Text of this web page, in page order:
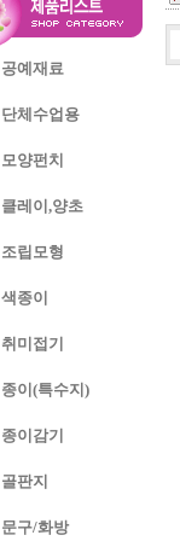
공예재료
단체수업용
모양펀치
클레이,양초
조립모형
색종이
취미접기
종이(특수지)
종이감기
골판지
문구/화방